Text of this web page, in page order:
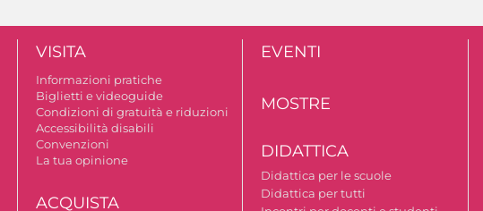
VISITA
Informazioni pratiche
Biglietti e videoguide
Condizioni di gratuità e riduzioni
Accessibilità disabili
Convenzioni
La tua opinione
ACQUISTA
EVENTI
MOSTRE
DIDATTICA
Didattica per le scuole
Didattica per tutti